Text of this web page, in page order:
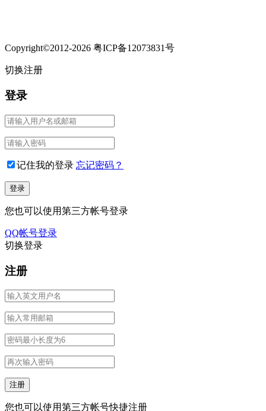
Copyright©2012-2026 粤ICP备12073831号
切换注册
登录
记住我的登录 忘记密码？
您也可以使用第三方帐号登录
QQ帐号登录
切换登录
注册
您也可以使用第三方帐号快捷注册